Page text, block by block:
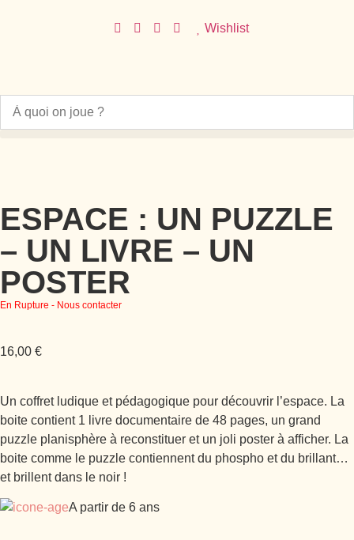
Wishlist
ESPACE : UN PUZZLE
– UN LIVRE – UN
POSTER
En Rupture - Nous contacter
16,00 €
Un coffret ludique et pédagogique pour découvrir l’espace. La
boite contient 1 livre documentaire de 48 pages, un grand
puzzle planisphère à reconstituer et un joli poster à afficher. La
boite comme le puzzle contiennent du phospho et du brillant…
et brillent dans le noir !
A partir de 6 ans